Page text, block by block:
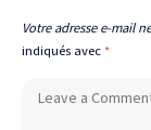
Votre adresse e-mail
indiqués avec *